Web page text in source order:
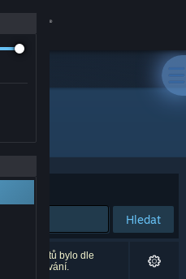
Hledat
13 produktů bylo dle
vyhledávání.